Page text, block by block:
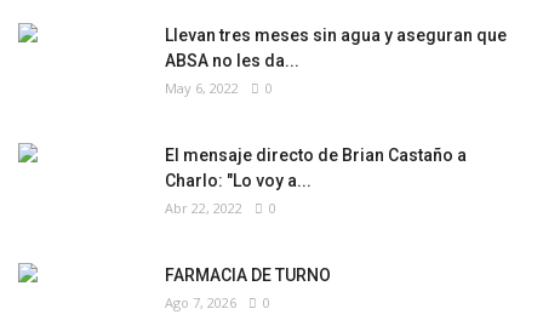
Llevan tres meses sin agua y aseguran que
ABSA no les da...
May 6, 2022 0
El mensaje directo de Brian Castaño a
Charlo: "Lo voy a...
Abr 22, 2022 0
FARMACIA DE TURNO
Ago 7, 2026 0